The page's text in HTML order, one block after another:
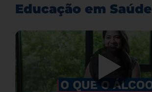
Educação em Saúde